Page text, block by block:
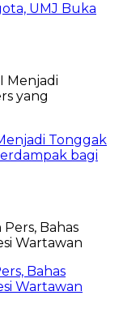
UMJ Buka
Tonggak
bagi
Bahas
Wartawan